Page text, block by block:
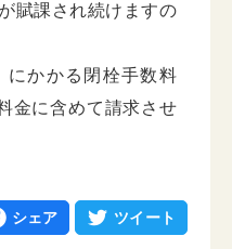
賦課され続けますの
にかかる閉栓手数料
金に含めて請求させ
シェア ツイート